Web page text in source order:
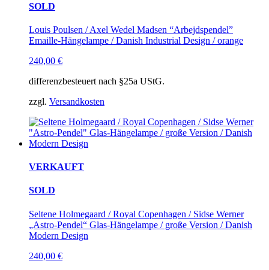
SOLD
Louis Poulsen / Axel Wedel Madsen “Arbejdspendel”
Emaille-Hängelampe / Danish Industrial Design / orange
240,00 €
differenzbesteuert nach §25a UStG.
zzgl. Versandkosten
VERKAUFT
SOLD
Seltene Holmegaard / Royal Copenhagen / Sidse Werner
„Astro-Pendel“ Glas-Hängelampe / große Version / Danish
Modern Design
240,00 €